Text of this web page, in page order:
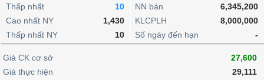
lỗ
dịch
nội
Định
giá
ngoài
dịch
Chứng
quyền
quan
Thống
giao
dịch
Tin
Phân
tích
kỹ
thuật
Vĩ
mô
lai
Chứng
quyền
Trái
phiếu
IR
Awards
Thấp nhất
10
Cao nhất NY
1,430
Thấp nhất NY
10
NN bán
6,345,200
KLCPLH
8,000,000
Số ngày đến hạn
-
Giá CK cơ sở
27,600
Giá thực hiện
29,111
BẤT
ĐỘNG
SẢN